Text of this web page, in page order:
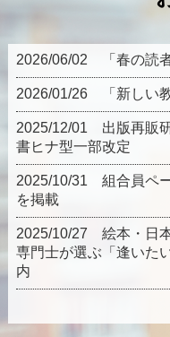
2026/06/02 「春の読
2026/01/26 「新しい教
2025/12/01 出版再販
書ヒナ型一部改定
2025/10/31 組合員ペ
を掲載
2025/10/27 絵本・日
専門士が選ぶ「逢いた
内